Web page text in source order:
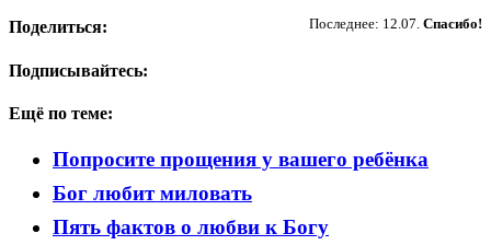
Последнее: 12.07. Спасибо!
Поделиться:
Подписывайтесь:
Ещё по теме:
Попросите прощения у вашего ребёнка
Бог любит миловать
Пять фактов о любви к Богу